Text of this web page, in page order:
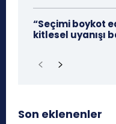
“Seçimi boykot
kitlesel uyanışı
Son eklenenler